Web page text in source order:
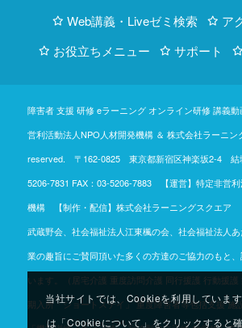
Web講義・Liveゼミ検索
ア
お役立ちメニュー
サポート
障害者 支援 研修 eラーニング オンライン研修 講義
営利活動法人NPO人材開発機構＆ 株式会社ラーニン
reserved. 〒162-0825 東京都新宿区神楽坂2-4 結
5206-7831 FAX：03-5206-7883 【運営】特定非営
機構 【制作・配信】株式会社ラーニングスクエア
武蔵野会、社会福祉法人江東楓の会、社会福祉法人
業の趣旨にご賛同頂いた多くの方達のご協力のもと
います。（居宅介護 重度訪問介護 同行援護 行動援護
期入所「ショートステイ」 重度障害者等包括支援 施
当社サイトでは、Cookieを利用していま
は「Cookieについて」をクリックすると